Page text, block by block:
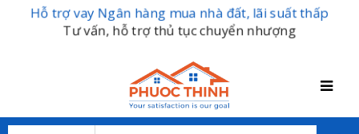
Hỗ trợ vay Ngân hàng mua nhà đất, lãi suất thấp
Tư vấn, hỗ trợ thủ tục chuyển nhượng